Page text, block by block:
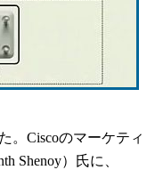
。Ciscoのマーケティ
Shenoy）氏に、